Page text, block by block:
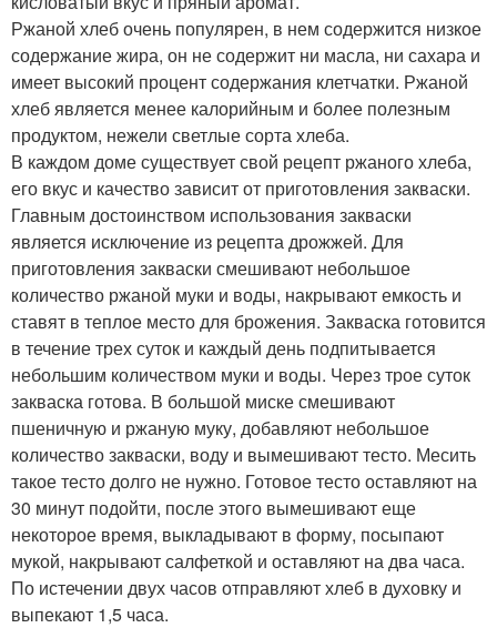
Ржаной хлеб очень популярен, в нем содержится низкое
содержание жира, он не содержит ни масла, ни сахара и
имеет высокий процент содержания клетчатки. Ржаной
хлеб является менее калорийным и более полезным
продуктом, нежели светлые сорта хлеба.
В каждом доме существует свой рецепт ржаного хлеба,
его вкус и качество зависит от приготовления закваски.
Главным достоинством использования закваски
является исключение из рецепта дрожжей. Для
приготовления закваски смешивают небольшое
количество ржаной муки и воды, накрывают емкость и
ставят в теплое место для брожения. Закваска готовится
в течение трех суток и каждый день подпитывается
небольшим количеством муки и воды. Через трое суток
закваска готова. В большой миске смешивают
пшеничную и ржаную муку, добавляют небольшое
количество закваски, воду и вымешивают тесто. Месить
такое тесто долго не нужно. Готовое тесто оставляют на
30 минут подойти, после этого вымешивают еще
некоторое время, выкладывают в форму, посыпают
мукой, накрывают салфеткой и оставляют на два часа.
По истечении двух часов отправляют хлеб в духовку и
выпекают 1,5 часа.